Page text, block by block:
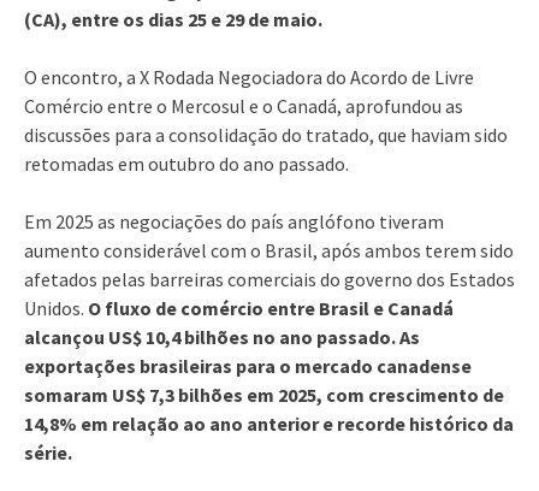
(CA), entre os dias 25 e 29 de maio.
O encontro, a X Rodada Negociadora do Acordo de Livre
Comércio entre o Mercosul e o Canadá, aprofundou as
discussões para a consolidação do tratado, que haviam sido
retomadas em outubro do ano passado.
Em 2025 as negociações do país anglófono tiveram
aumento considerável com o Brasil, após ambos terem sido
afetados pelas barreiras comerciais do governo dos Estados
Unidos. O fluxo de comércio entre Brasil e Canadá
alcançou US$ 10,4 bilhões no ano passado. As
exportações brasileiras para o mercado canadense
somaram US$ 7,3 bilhões em 2025, com crescimento de
14,8% em relação ao ano anterior e recorde histórico da
série.